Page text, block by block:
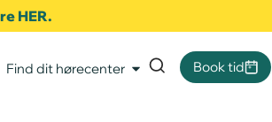
HER.
Find dit hørecenter Book tid